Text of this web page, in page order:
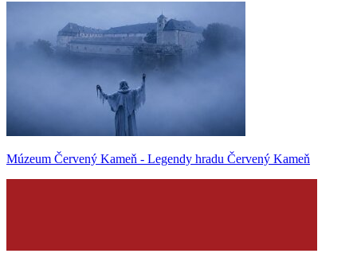
Múzeum Červený Kameň - Legendy hradu Červený Kameň